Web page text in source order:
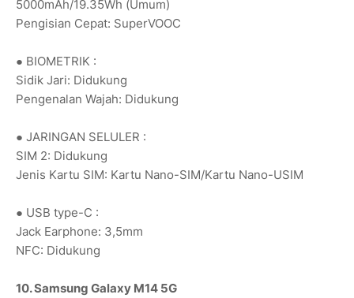
5000mAh/19.35Wh (Umum)
Pengisian Cepat: SuperVOOC
● BIOMETRIK :
Sidik Jari: Didukung
Pengenalan Wajah: Didukung
● JARINGAN SELULER :
SIM 2: Didukung
Jenis Kartu SIM: Kartu Nano-SIM/Kartu Nano-USIM
● USB type-C :
Jack Earphone: 3,5mm
NFC: Didukung
10. Samsung Galaxy M14 5G